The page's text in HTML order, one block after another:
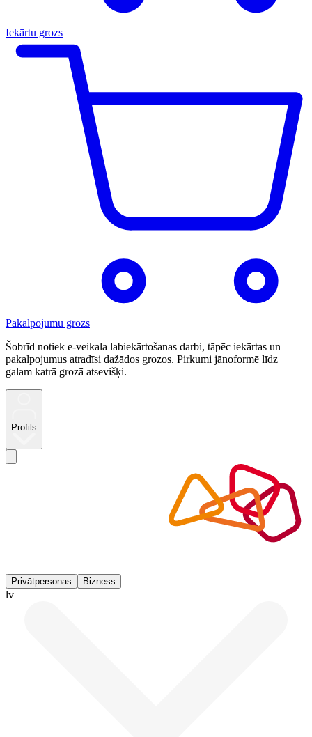
Iekārtu grozs
Pakalpojumu grozs
Šobrīd notiek e-veikala labiekārtošanas darbi, tāpēc iekārtas un
pakalpojumus atradīsi dažādos grozos. Pirkumi jānoformē līdz
galam katrā grozā atsevišķi.
Profils
Privātpersonas Bizness
lv